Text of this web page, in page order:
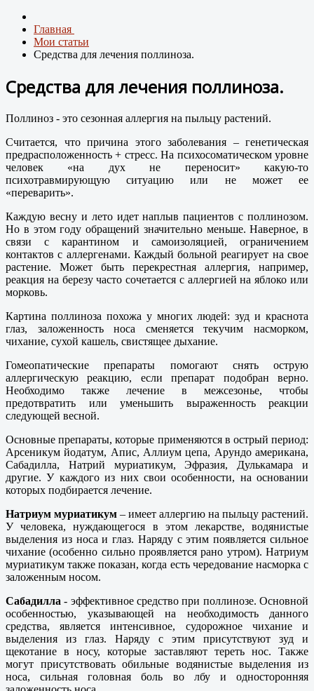
Главная
Мои статьи
Средства для лечения поллиноза.
Средства для лечения поллиноза.
Поллиноз - это сезонная аллергия на пыльцу растений.
Считается, что причина этого заболевания – генетическая
предрасположенность + стресс. На психосоматическом уровне
человек «на дух не переносит» какую-то
психотравмирующую ситуацию или не может ее
«переварить».
Каждую весну и лето идет наплыв пациентов с поллинозом.
Но в этом году обращений значительно меньше. Наверное, в
связи с карантином и самоизоляцией, ограничением
контактов с аллергенами. Каждый больной реагирует на свое
растение. Может быть перекрестная аллергия, например,
реакция на березу часто сочетается с аллергией на яблоко или
морковь.
Картина поллиноза похожа у многих людей: зуд и краснота
глаз, заложенность носа сменяется текучим насморком,
чихание, сухой кашель, свистящее дыхание.
Гомеопатические препараты помогают снять острую
аллергическую реакцию, если препарат подобран верно.
Необходимо также лечение в межсезонье, чтобы
предотвратить или уменьшить выраженность реакции
следующей весной.
Основные препараты, которые применяются в острый период:
Арсеникум йодатум, Апис, Аллиум цепа, Арундо американа,
Сабадилла, Натрий муриатикум, Эфразия, Дулькамара и
другие. У каждого из них свои особенности, на основании
которых подбирается лечение.
Натриум муриатикум – имеет аллергию на пыльцу растений.
У человека, нуждающегося в этом лекарстве, водянистые
выделения из носа и глаз. Наряду с этим появляется сильное
чихание (особенно сильно проявляется рано утром). Натриум
муриатикум также показан, когда есть чередование насморка с
заложенным носом.
Сабадилла- эффективное средство при поллинозе. Основной
особенностью, указывающей на необходимость данного
средства, является интенсивное, судорожное чихание и
выделения из глаз. Наряду с этим присутствуют зуд и
щекотание в носу, которые заставляют тереть нос. Также
могут присутствовать обильные водянистые выделения из
носа, сильная головная боль во лбу и односторонняя